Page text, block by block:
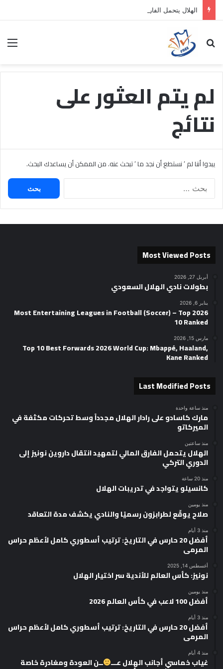
بحث عن
لم يتم العثور على
نتائج
يبدوا أننا لم ’ نستطع أن نجد ما ’ تبحث عنه. من الممكن أن يساعدك البحث.
البحث
Most Viewed Posts
أبريل 27, 2026
بطولات نادي الهلال السعودي
يناير 6, 2026
2026 Most Entertaining Leagues in Football (Soccer) – Top
10 Ranked
مارس 15, 2026
Top 10 Best Forwards 2026 World Cup: Mbappé, Haaland,
Kane Ranked
Last Modified Posts
منذ ساعة واحدة
مارك كاسادو على رادار الهلال مجدداً وسط تحركات مكثفة في
الميركاتو
منذ ساعتين
الهلال يتحمل الفارق المالي لتمهيد انتقال داروين نونيز إلى
الدوري التركي
منذ 20 ساعة
كانسيلو يتواجد في تدريبات الهلال
منذ يومين
صلاح يوقّع لطرابزون رسميًا والنادي يكشف مدة التعاقد
منذ 3 أيام
أفضل 20 حارس في التاريخ: ترتيب أسطوري كامل لأعظم حراس
المرمى
أغسطس 14, 2025
نونيز: كأس العالم للأندية سر اختيار الهلال
منذ يومين
أفضل 100 لاعب في كأس العالم 2026
منذ 3 أيام
أفضل 20 حارس في التاريخ: ترتيب أسطوري كامل لأعظم حراس
المرمى
منذ 4 أيام
غياب خماسي أجانب الهلال عـــ ــن العودة ومغادرة خاصة